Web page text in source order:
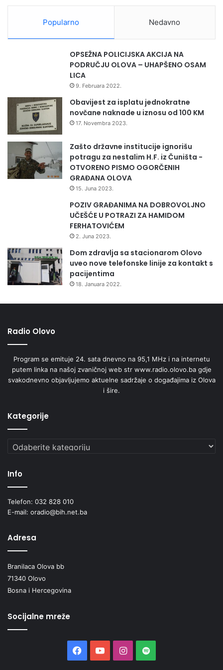
Popularno Nedavno
OPSEŽNA POLICIJSKA AKCIJA NA
PODRUČJU OLOVA – UHAPŠENO OSAM
LICA
9. Februara 2022.
Obavijest za isplatu jednokratne
novčane naknade u iznosu od 100 KM
17. Novembra 2023.
Zašto državne institucije ignorišu
potragu za nestalim H.F. iz Čuništa -
OTVORENO PISMO OGORČENIH
GRAĐANA OLOVA
15. Juna 2023.
POZIV GRAĐANIMA NA DOBROVOLJNO
UČEŠĆE U POTRAZI ZA HAMIDOM
FERHATOVIĆEM
2. Juna 2023.
Dom zdravlja sa stacionarom Olovo
uveo nove telefonske linije za kontakt s
pacijentima
18. Januara 2022.
Radio Olovo
Program se emituje 24. sata dnevno na 95,1 MHz i na internetu
putem linka na našoj zvaničnoj web str www.radio.olovo.ba gdje
svakodnevno objavljujemo aktuelne sadržaje o događajima iz Olova
i šire.
Kategorije
Kategorije
Info
Telefon: 032 828 010
E-mail: oradio@bih.net.ba
Adresa
Branilaca Olova bb
71340 Olovo
Bosna i Hercegovina
Socijalne mreže
FacebookYouTubeInstagram
Spotify